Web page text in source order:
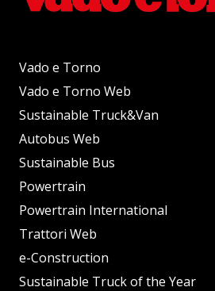
Vado e Torno
Vado e Torno Web
Sustainable Truck&Van
Autobus Web
Sustainable Bus
Powertrain
Powertrain International
Trattori Web
e-Construction
Sustainable Truck of the Year